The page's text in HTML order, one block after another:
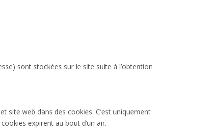
) sont stockées sur le site suite à l’obtention
site web dans des cookies. C’est uniquement
expirent au bout d’un an.